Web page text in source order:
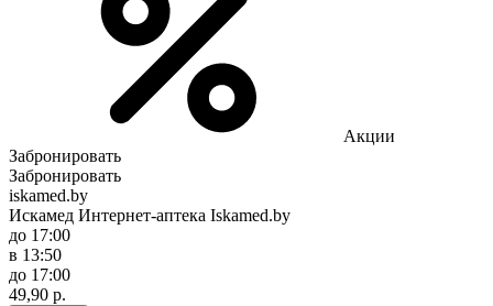
Акции
Забронировать
Забронировать
iskamed.by
Искамед Интернет-аптека Iskamed.by
до 17:00
в 13:50
до 17:00
49,90 р.